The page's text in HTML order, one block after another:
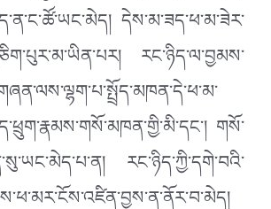
དེས་མ་ཟད་ཕ་མ་ཟེར་
རང་ཉིད་ལ་བྱམས་
གསོ་
རང་ཉིད་ཀྱི་དགེ་བའི་